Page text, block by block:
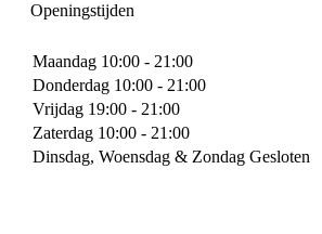
Openingstijden
Maandag 10:00 - 21:00
Donderdag 10:00 - 21:00
Vrijdag 19:00 - 21:00
Zaterdag 10:00 - 21:00
Dinsdag, Woensdag & Zondag Gesloten